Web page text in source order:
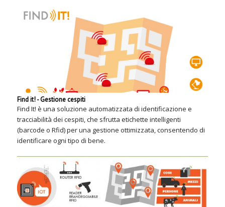
Find it! - Gestione cespiti
Find It! è una soluzione automatizzata di identificazione e
tracciabilità dei cespiti, che sfrutta etichette intelligenti
(barcode o Rfid) per una gestione ottimizzata, consentendo di
identificare ogni tipo di bene.